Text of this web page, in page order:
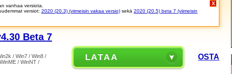
vanhaa versiota.
versiot: 2020 (20.3) (viimeisin vakaa versio) sekä 2020 (20.5) beta 7 (viimeisin
X
Beta 7
/ Win7 / Win8 /
/ WinNT /
LATAA OSTA